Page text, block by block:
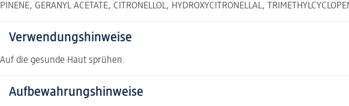
PINENE, GERANYL ACETATE, CITRONELLOL, HYDROXYCITRONELLAL,
Verwendungshinweise
Auf die gesunde Haut sprühen.
Aufbewahrungshinweise